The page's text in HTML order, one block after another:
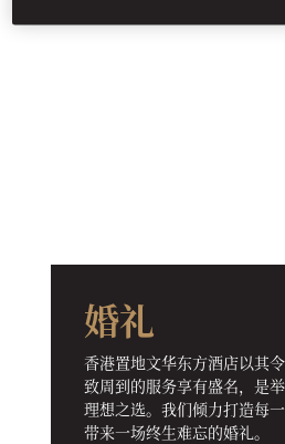
婚礼
香港置地文华东方酒店以其
致周到的服务享有盛名，是
理想之选。我们倾力打造每
带来一场终生难忘的婚礼。